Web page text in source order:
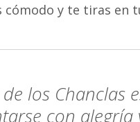
cómodo y te tiras en
los Chanclas
con alegría